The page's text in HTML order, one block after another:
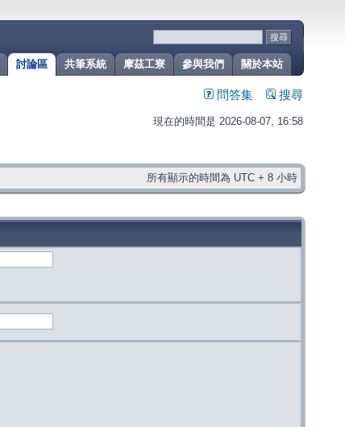
關於本站
參與我們
摩茲工寮
共筆系統
討論區
問答集 搜尋
現在的時間是 2026-08-07, 16:58
所有顯示的時間為 UTC + 8 小時